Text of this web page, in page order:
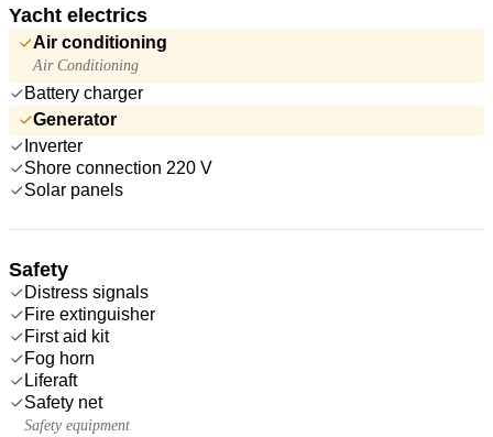
Yacht electrics
Air conditioning
Air Conditioning
Battery charger
Generator
Inverter
Shore connection 220 V
Solar panels
Safety
Distress signals
Fire extinguisher
First aid kit
Fog horn
Liferaft
Safety net
Safety equipment